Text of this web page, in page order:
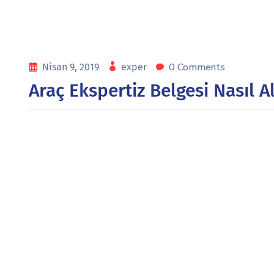
Nisan 9, 2019 exper 0 Comments
Araç Ekspertiz Belgesi Nasıl